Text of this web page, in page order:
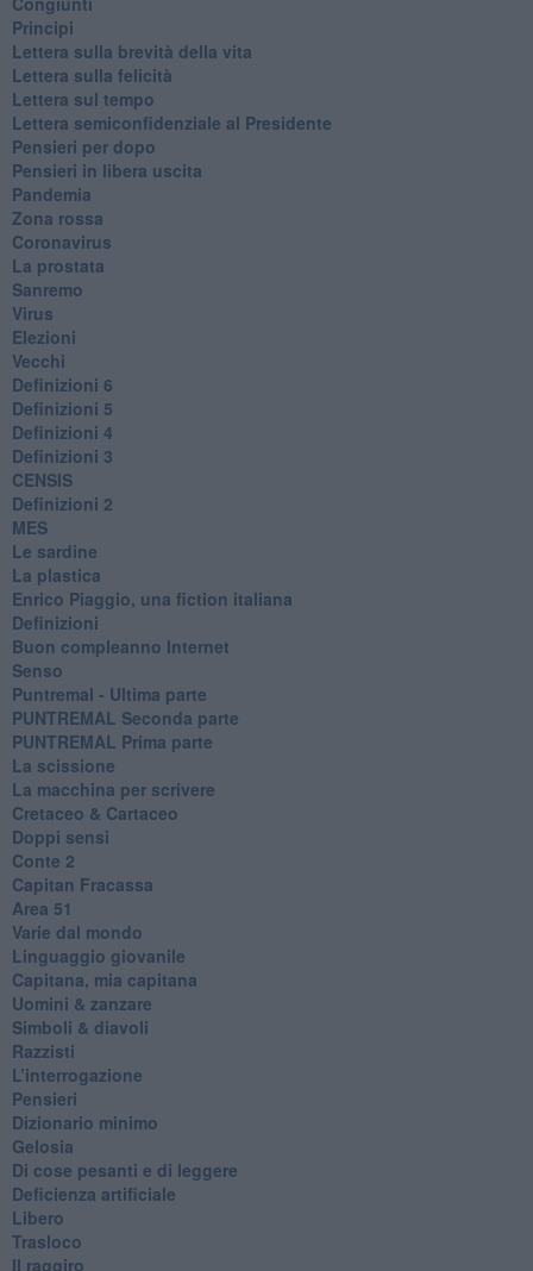
Principi
​Lettera sulla brevità della vita
​Lettera sulla felicità
​Lettera sul tempo
Lettera semiconfidenziale al Presidente
Pensieri per dopo
​Pensieri in libera uscita
Pandemia
Zona rossa
Coronavirus
La prostata
Sanremo
Virus
Elezioni
Vecchi
Definizioni 6
Definizioni 5
Definizioni 4
Definizioni 3
CENSIS
​Definizioni 2
MES
Le sardine
La plastica
​Enrico Piaggio, una fiction italiana
Definizioni
​Buon compleanno Internet
Senso
Puntremal - Ultima parte
PUNTREMAL Seconda parte
​PUNTREMAL Prima parte
La scissione
La macchina per scrivere
Cretaceo & Cartaceo
Doppi sensi
​Conte 2
​Capitan Fracassa
​Area 51
Varie dal mondo
​Linguaggio giovanile
​Capitana, mia capitana
Uomini & zanzare
​Simboli & diavoli
Razzisti
​L’interrogazione
Pensieri
​Dizionario minimo
Gelosia
Di cose pesanti e di leggere
​Deficienza artificiale
Libero
Trasloco
Il raggiro